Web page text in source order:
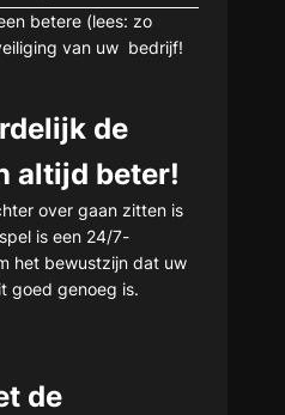
betere (lees: zo
van uw bedrijf!
de
altijd beter!
over gaan zitten is
is een 24/7-
het bewustzijn dat uw
goed genoeg is.
de